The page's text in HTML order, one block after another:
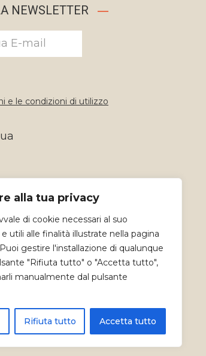
alla tua privacy
di cookie necessari al suo
utili alle finalità illustrate nella pagina
gestire l'installazione di qualunque
"Rifiuta tutto" o "Accetta tutto",
manualmente dal pulsante
Rifiuta tutto Accetta tutto
NEWSLETTER
e le condizioni di utilizzo